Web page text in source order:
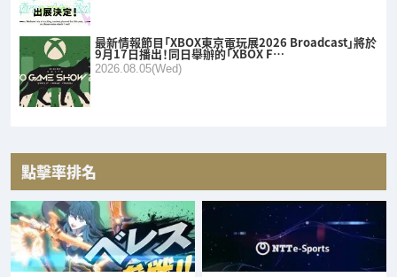
最新情報節目「XBOX東京電玩展2026 Broadcast」將於
9月17日播出！同日舉辦的「XBOX F…
2026.08.05(Wed)
點擊率排名